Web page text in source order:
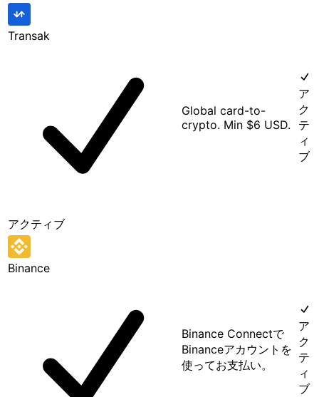
Transak
アクティブ
Global card-to-
crypto. Min $6 USD.
ア
ク
テ
ィ
ブ
Binance
Binance Connectで
Binanceアカウントを
使ってお支払い。
ア
ク
テ
ィ
ブ